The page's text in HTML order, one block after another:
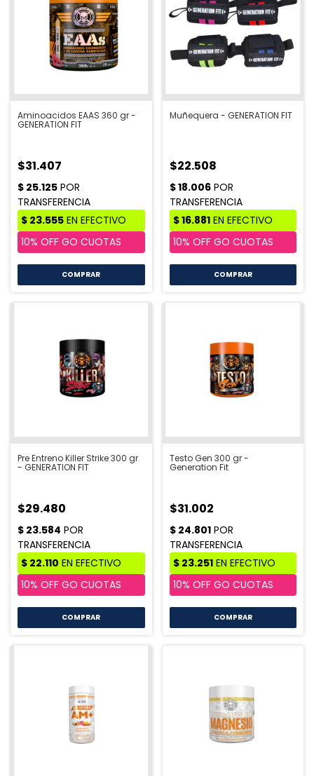
Aminoacidos EAAS 360 gr -
GENERATION FIT
$31.407
COMPRAR
Muñequera - GENERATION FIT
$22.508
COMPRAR
Pre Entreno Killer Strike 300 gr
- GENERATION FIT
$29.480
Testo Gen 300 gr -
Generation Fit
$31.002
COMPRAR